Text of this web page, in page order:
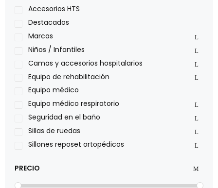
Lumex
Medical Store
Nidek
Oxiplus
Philips
Pride
Roho
Sillas de ruedas Everest Jennings
Stealth products
Xiehe Medical
Accesorios HTS
Destacados
Marcas
Niños / Infantiles
Camas y accesorios hospitalarios
Equipo de rehabilitación
Equipo médico
Equipo médico respiratorio
Seguridad en el baño
Sillas de ruedas
Sillones reposet ortopédicos
PRECIO